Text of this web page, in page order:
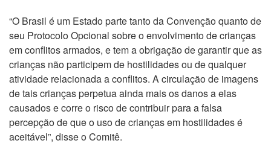
“O Brasil é um Estado parte tanto da Convenção quanto de
seu Protocolo Opcional sobre o envolvimento de crianças
em conflitos armados, e tem a obrigação de garantir que as
crianças não participem de hostilidades ou de qualquer
atividade relacionada a conflitos. A circulação de imagens
de tais crianças perpetua ainda mais os danos a elas
causados e corre o risco de contribuir para a falsa
percepção de que o uso de crianças em hostilidades é
aceitável”, disse o Comitê.